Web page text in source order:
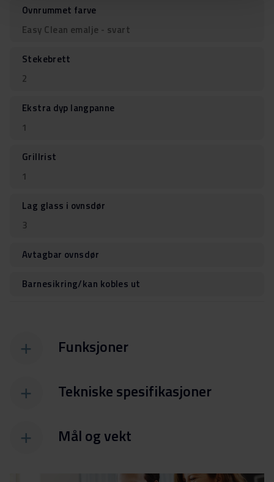
Ovnrummet farve
Easy Clean emalje - svart
Stekebrett
2
Ekstra dyp langpanne
1
Grillrist
1
Lag glass i ovnsdør
3
Avtagbar ovnsdør
Barnesikring/kan kobles ut
Funksjoner
Tekniske spesifikasjoner
Mål og vekt